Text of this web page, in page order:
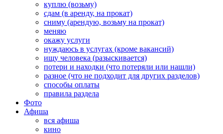
куплю (возьму)
сдам (в аренду, на прокат)
сниму (арендую, возьму на прокат)
меняю
окажу услуги
нуждаюсь в услугах (кроме вакансий)
ищу человека (разыскивается)
потери и находки (что потеряли или нашли)
разное (что не подходит для других разделов)
способы оплаты
правила раздела
Фото
Афиша
вся афиша
кино